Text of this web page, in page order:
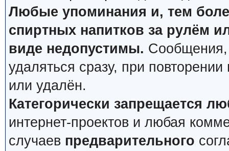
Любые упоминания и, тем
спиртных напитков за рулём
виде недопустимы. Сообщения,
удаляться сразу, при
или удалён.
Категорически запрещается
интернет-проектов и любая
случаев предварительного